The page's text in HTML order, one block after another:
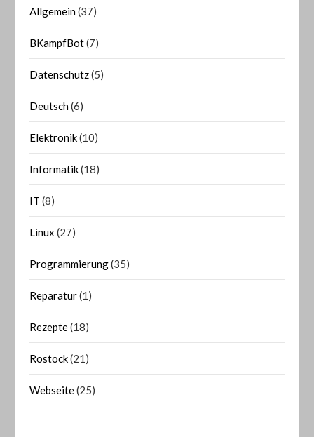
Allgemein(37)
BKampfBot(7)
Datenschutz(5)
Deutsch(6)
Elektronik(10)
Informatik(18)
IT (8)
Linux (27)
Programmierung(35)
Reparatur(1)
Rezepte(18)
Rostock(21)
Webseite(25)